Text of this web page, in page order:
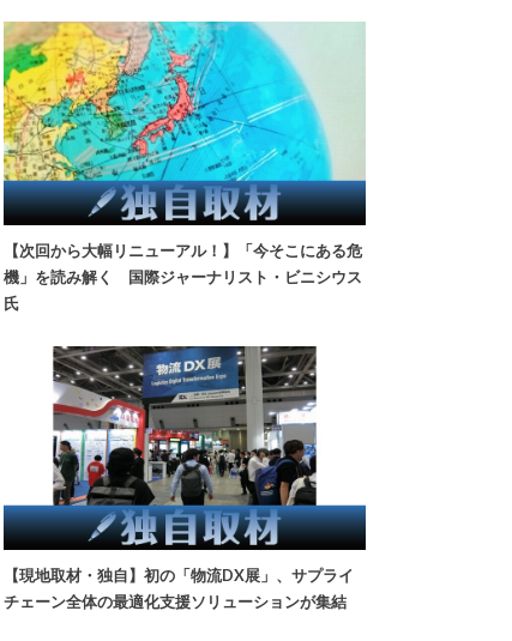
【次回から大幅リニューアル！】「今そこにある危
機」を読み解く 国際ジャーナリスト・ビニシウス
氏
【現地取材・独自】初の「物流DX展」、サプライ
チェーン全体の最適化支援ソリューションが集結